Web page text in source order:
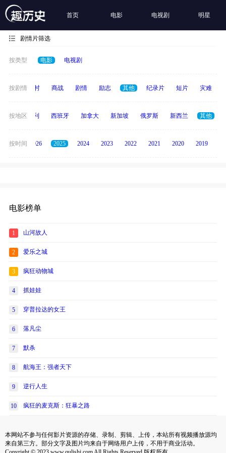
首页 电影 电视剧 明星
剧情片筛选
按类型 电影 电视剧
按剧情
历史 乡村 商战 剧情 励志 其他 纪录片 短片 灾难
按地区
度 意大利 西班牙 加拿大 新加坡 俄罗斯 新西兰 其他
按时间
全部 2026 2025 2024 2023 2022 2021 2020 2019
电影榜单
1 山河故人
2 爱乐之城
3 疯狂动物城
4 抓娃娃
5 穿普拉达的女王
6 落凡尘
7 默杀
8 航海王：强者天下
9 逆行人生
10 疯狂的麦克斯：狂暴之路
本网站不参与任何影片资源的存储、录制、剪辑、上传，本站所有视频播放源均
来自第三方。部分文字及图片均来自于网络用户上传，不用于商业活动。